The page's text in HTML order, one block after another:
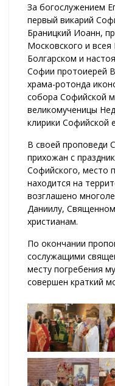
За богослужением
первый викарий
Браницкий Иоанн,
Московского и всея
Болгарском и
Софии протоиерей
храма-ротонда
собора Софийской
великомученицы
клирики Софийской
В своей проповеди
прихожан с
Софийского, место
находится на
возглашено
Даниилу,
христианам.
По окончании
сослужащими
месту погребения
совершен краткий